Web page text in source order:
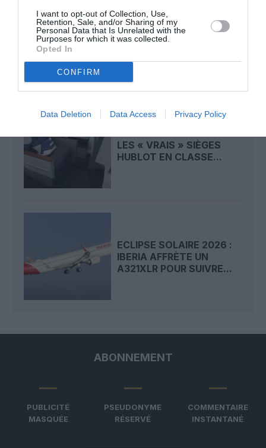
I want to opt-out of Collection, Use,
Retention, Sale, and/or Sharing of my
Personal Data that Is Unrelated with the
Purposes for which it was collected.
Opted In
CONFIRM
Data Deletion Data Access Privacy Policy
APRÈS EMIRATES,
LUFTHANSA REMET EN
CAUSE LA RÉCEPTION
LES « VRAIS » SIÈGES
HUBLOT EN CLASSE...
ECLIPSE SOLAIRE 2026 :
IBERIA AFFRÈTE UN
A321XLR POUR SUIVRE...
ABONNEMENT
PUBLICITÉ
MASQUÉE
PSEUDONYME
RÉSERVÉ
COMMENTAIRE
INSTANTANÉ